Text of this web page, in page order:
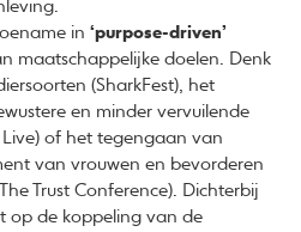
in‘purpose-driven’
maatschappelijke doelen. Denk
(SharkFest), het
en minder vervuilende
Live) of het tegengaan van
van vrouwen en bevorderen
Trust Conference). Dichterbij
op de koppeling van de